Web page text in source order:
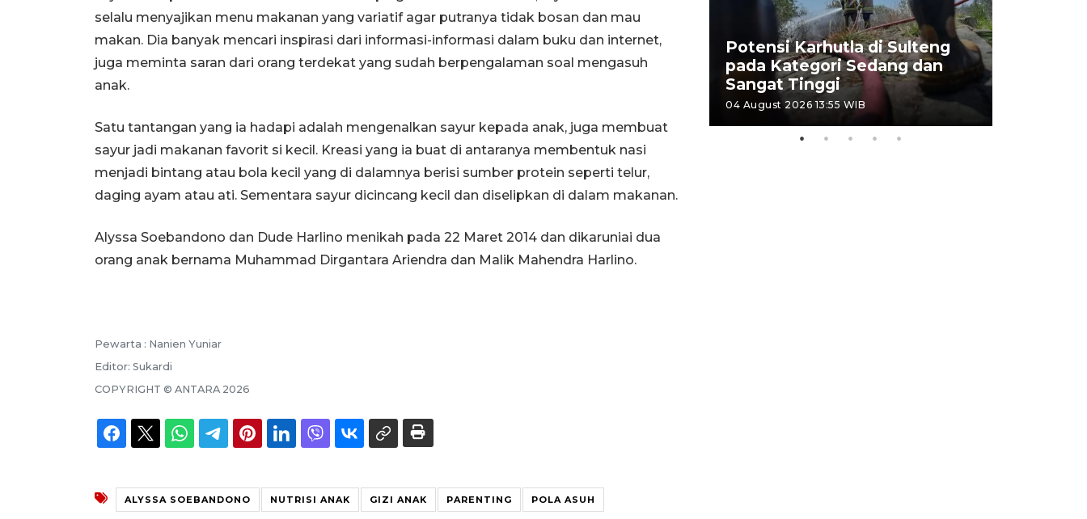
selalu menyajikan menu makanan yang variatif agar putranya tidak bosan dan mau
makan. Dia banyak mencari inspirasi dari informasi-informasi dalam buku dan internet,
juga meminta saran dari orang terdekat yang sudah berpengalaman soal mengasuh
anak.
Satu tantangan yang ia hadapi adalah mengenalkan sayur kepada anak, juga membuat
sayur jadi makanan favorit si kecil. Kreasi yang ia buat di antaranya membentuk nasi
menjadi bintang atau bola kecil yang di dalamnya berisi sumber protein seperti telur,
daging ayam atau ati. Sementara sayur dicincang kecil dan diselipkan di dalam makanan.
Alyssa Soebandono dan Dude Harlino menikah pada 22 Maret 2014 dan dikaruniai dua
orang anak bernama Muhammad Dirgantara Ariendra dan Malik Mahendra Harlino.
Pewarta : Nanien Yuniar
Editor: Sukardi
COPYRIGHT © ANTARA 2026
ALYSSA SOEBANDONO NUTRISI ANAK GIZI ANAK PARENTING POLA ASUH
Layanan pembuatan SIM Baru
Potensi Karhutla di Sulteng
pada Kategori Sedang dan
Sangat Tinggi
04 August 2026 13:55 WIB